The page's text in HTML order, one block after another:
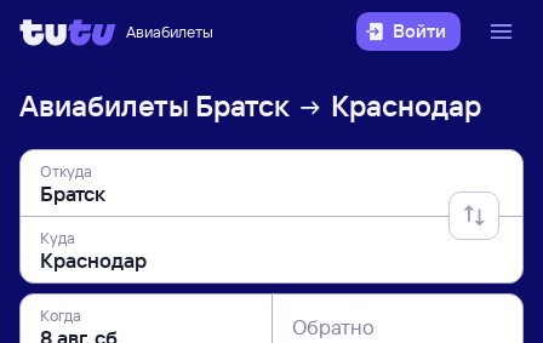
Авиабилеты Войти
Авиабилеты Братск Краснодар
Откуда
Куда
Когда Обратно